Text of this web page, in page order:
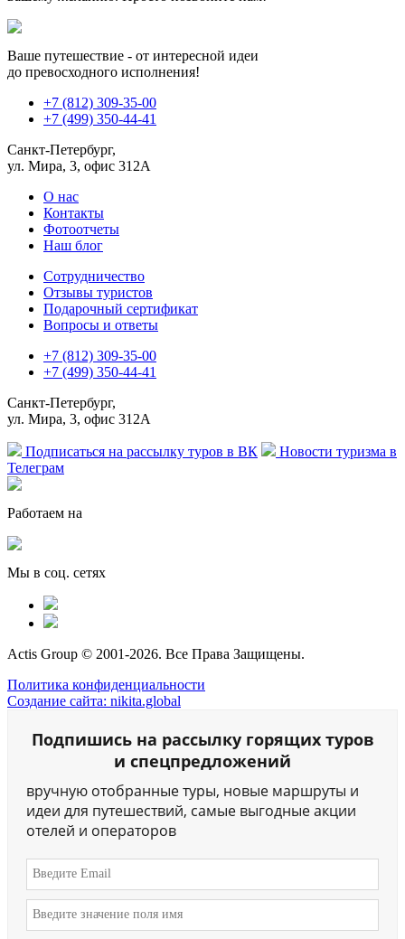
Ваше путешествие - от интересной идеи
до превосходного исполнения!
+7 (812) 309-35-00
+7 (499) 350-44-41
Санкт-Петербург,
ул. Мира, 3, офис 312А
О нас
Контакты
Фотоотчеты
Наш блог
Сотрудничество
Отзывы туристов
Подарочный сертификат
Вопросы и ответы
+7 (812) 309-35-00
+7 (499) 350-44-41
Санкт-Петербург,
ул. Мира, 3, офис 312А
Подписаться на рассылку туров в ВК
Новости туризма в
Телеграм
Работаем на
Мы в соц. сетях
Actis Group © 2001-2026. Все Права Защищены.
Политика конфиденциальности
Создание сайта: nikita.global
Подпишись на рассылку горящих туров
и спецпредложений
вручную отобранные туры, новые маршруты и
идеи для путешествий, самые выгодные акции
отелей и операторов